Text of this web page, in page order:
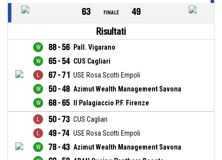
63
FINALE 49
Risultati
88 - 56 Pall. Vigarano
65 - 54 CUS Cagliari
67 - 71 USE Rosa Scotti Empoli
50 - 48 Azimut Wealth Management Savona
68 - 65 Il Palagiaccio P.F. Firenze
50 - 73 CUS Cagliari
49 - 74 USE Rosa Scotti Empoli
78 - 43 Azimut Wealth Management Savona